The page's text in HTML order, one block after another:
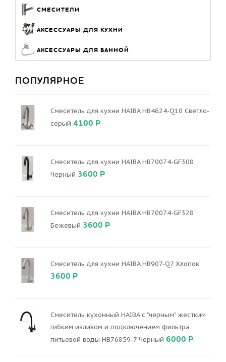
СМЕСИТЕЛИ
АКСЕССУАРЫ ДЛЯ КУХНИ
АКСЕССУАРЫ ДЛЯ ВАННОЙ
ПОПУЛЯРНОЕ
Смеситель для кухни HAIBA HB4624-Q10 Светло-
серый 4100 Р
Смеситель для кухни HAIBA HB70074-GF308
Черный 3600 Р
Смеситель для кухни HAIBA HB70074-GF328
Бежевый 3600 Р
Смеситель для кухни HAIBA HB907-Q7 Хлопок
3600 Р
Смеситель кухонный HAIBA с "черным" жестким
гибким изливом и подключением фильтра
питьевой воды HB76859-7 Черный 6000 Р